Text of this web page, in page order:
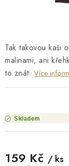
Tak takovou kaši
malinami, ani
to znát. Více
Skladem
159 Kč / ks